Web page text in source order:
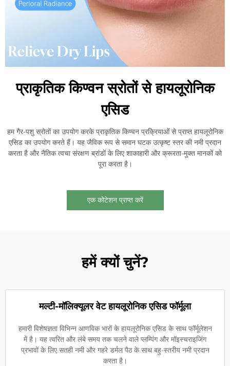
प्राकृतिक किण्वन स्रोतों से हायलूरोनिक
एसिड
हम गैर-पशु स्रोतों का उपयोग करके प्राकृतिक किण्वन प्रक्रियाओं से प्राप्त हायलूरोनिक
एसिड का उपयोग करते हैं। यह जैविक रूप से समान घटक उत्कृष्ट स्तर की नमी प्रदान
करता है और नैतिक त्वचा संरक्षण ब्रांडों के लिए शाकाहारी और क्रूरता-मुक्त मानकों को
पूरा करता है।
एक कोटेशन प्राप्त करें
हमें क्यों चुनें?
मल्टी-मॉलिक्यूलर वेट हायलूरोनिक एसिड फॉर्मूला
हमारी विशेषज्ञता विभिन्न आणविक भारों के हायलूरोनिक एसिड के साथ फॉर्मूलेशन
में है। यह त्वरित और लंबे समय तक चलने वाले प्लम्पिंग और मॉइस्चराइजिंग
प्रभावों के लिए सतही नमी और गहरे डर्मल पैठ के साथ बहु-स्तरीय नमी प्रदान
करता है।